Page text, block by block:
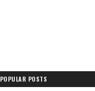
POPULAR POSTS